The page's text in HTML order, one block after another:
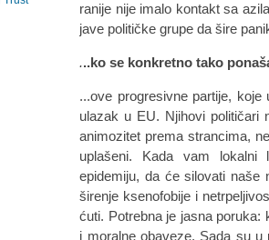
ranije nije imalo kontakt sa
jave političke grupe da šire
...ko se konkretno tako
...ove progresivne partije,
ulazak u EU. Njihovi političari
animozitet prema strancima,
uplašeni. Kada vam
epidemiju, da će silovati naše
širenje ksenofobije i
ćuti. Potrebna je jasna
i moralne obaveze. Sada su u